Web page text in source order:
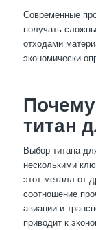
Современные
получать
отходами
экономически
титан
Выбор титана
несколькими
этот металл от
соотношение
авиации и
приводит к